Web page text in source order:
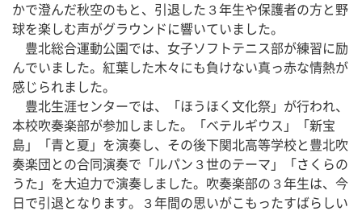
かで澄んだ秋空のもと、引退した３年生や保護者の方と野
球を楽しむ声がグラウンドに響いていました。
豊北総合運動公園では、女子ソフトテニス部が練習に励
んでいました。紅葉した木々にも負けない真っ赤な情熱が
感じられました。
豊北生涯センターでは、「ほうほく文化祭」が行われ、
本校吹奏楽部が参加しました。「ベテルギウス」「新宝
島」「青と夏」を演奏し、その後下関北高等学校と豊北吹
奏楽団との合同演奏で「ルパン３世のテーマ」「さくらの
うた」を大迫力で演奏しました。吹奏楽部の３年生は、今
日で引退となります。３年間の思いがこもったすばらしい